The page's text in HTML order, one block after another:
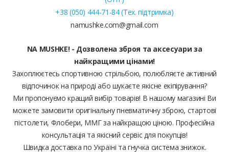
+38 (050) 444-71-84 (Тех. підтримка)
namushke.com@gmail.com
NA MUSHKE! - Дозволена зброя та аксесуари за
найкращими цінами!
Захоплюєтесь спортивною стрільбою, полюбляєте активний
відпочинок на природі або шукаєте якісне екіпірування?
Ми пропонуємо кращий вибір товарів! В нашому магазині Ви
можете замовити оригінальну пневматичну зброю, стартові
пістолети, Флобери, ММГ за найкращою ціною. Професійна
консультація та якісний сервіс для покупців!
Швидка доставка по Україні та гнучка система знижок.